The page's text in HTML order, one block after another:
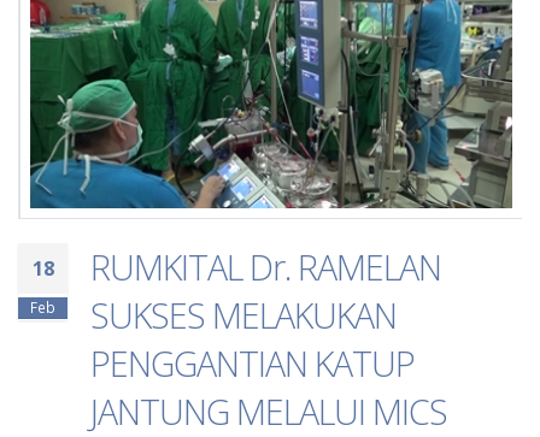
18
Feb
RUMKITAL Dr. RAMELAN
SUKSES MELAKUKAN
PENGGANTIAN KATUP
JANTUNG MELALUI MICS